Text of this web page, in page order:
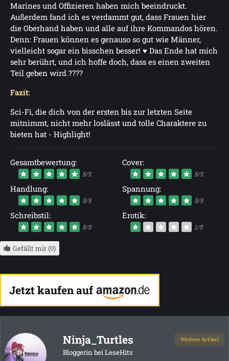
Marines und Offizieren haben mich beeindruckt.
Außerdem fand ich es verdammt gut, dass Frauen hier
die Oberhand haben und alle auf ihre Kommandos hören.
Denn: Frauen können es genauso so gut wie Männer,
vielleicht sogar ein bisschen besser! ♥ Das Ende hat mich
sehr berührt, und ich hoffe doch, dass es einen zweiten
Teil geben wird.????
Fazit:
Sci-Fi, die dich von der ersten bis zur letzten Seite
mitnimmt, nicht mehr loslässt und tolle Charaktere zu
bieten hat - Highlight!
Gesamtbewertung:
5/5
Cover:
5/5
Handlung:
5/5
Spannung:
5/5
Schreibstil:
5/5
Erotik:
1/5
Gefällt mir (0)
Jetzt kaufen auf
Ninja_Turtles
Bloggerin bei LeseHits
Weitere Artikel